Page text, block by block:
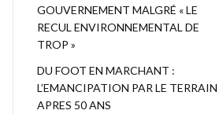
GOUVERNEMENT MALGRÉ « LE
RECUL ENVIRONNEMENTAL DE
TROP »
DU FOOT EN MARCHANT :
L’EMANCIPATION PAR LE TERRAIN
APRES 50 ANS